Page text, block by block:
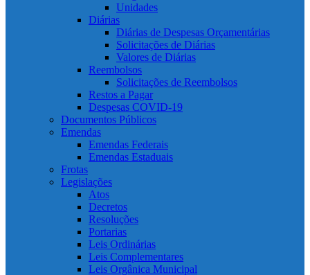
Unidades
Diárias
Diárias de Despesas Orçamentárias
Solicitações de Diárias
Valores de Diárias
Reembolsos
Solicitações de Reembolsos
Restos a Pagar
Despesas COVID-19
Documentos Públicos
Emendas
Emendas Federais
Emendas Estaduais
Frotas
Legislações
Atos
Decretos
Resoluções
Portarias
Leis Ordinárias
Leis Complementares
Leis Orgânica Municipal